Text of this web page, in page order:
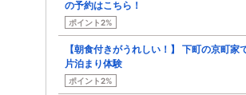
の予約はこちら！
ポイント2%
【朝食付きがうれしい！】 下町の京町家
片泊まり体験
ポイント2%